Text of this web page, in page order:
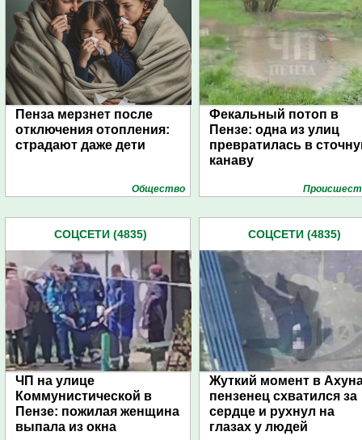
Пенза мерзнет после
отключения отопления:
страдают даже дети
Общество
Фекальный потоп в
Пензе: одна из улиц
превратилась в
канаву
СОЦСЕТИ (4835)
ЧП на улице
Коммунистической в
Пензе: пожилая женщина
выпала из окна
СОЦСЕТИ (4835)
Жуткий момент в
пензенец схватился за
сердце и рухнул на
глазах у людей